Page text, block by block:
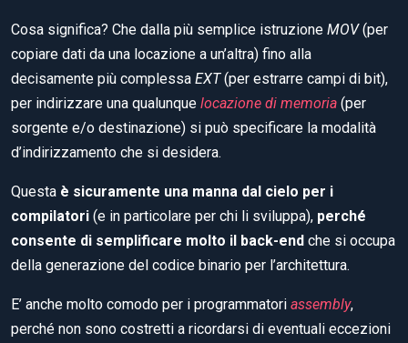
Cosa significa? Che dalla più semplice istruzione MOV(per
copiare dati da una locazione a un’altra) fino alla
decisamente più complessa EXT(per estrarre campi di bit),
per indirizzare una qualunque locazione di memoria (per
sorgente e/o destinazione) si può specificare la modalità
d’indirizzamento che si desidera.
Questa è sicuramente una manna dal cielo per i
compilatori (e in particolare per chi li sviluppa), perché
consente di semplificare molto il back-end che si occupa
della generazione del codice binario per l’architettura.
E’ anche molto comodo per i programmatori assembly,
perché non sono costretti a ricordarsi di eventuali eccezioni